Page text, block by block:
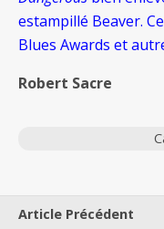
estampillé Beaver.
Blues Awards et
Robert Sacre
Article Précédent